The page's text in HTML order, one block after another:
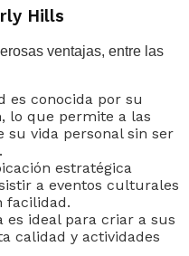
Hills
ventajas, entre las
es conocida por su
lo que permite a las
vida personal sin ser
estratégica
a eventos culturales
facilidad.
es ideal para criar a sus
calidad y actividades